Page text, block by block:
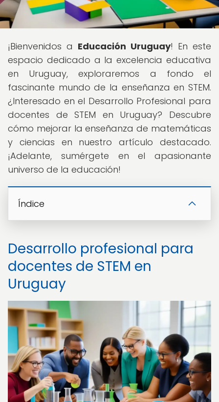
¡Bienvenidos a Educación Uruguay! En este
espacio dedicado a la excelencia educativa
en Uruguay, exploraremos a fondo el
fascinante mundo de la enseñanza en STEM.
¿Interesado en el Desarrollo Profesional para
docentes de STEM en Uruguay? Descubre
cómo mejorar la enseñanza de matemáticas
y ciencias en nuestro artículo destacado.
¡Adelante, sumérgete en el apasionante
universo de la educación!
Índice
Desarrollo profesional para
docentes de STEM en
Uruguay